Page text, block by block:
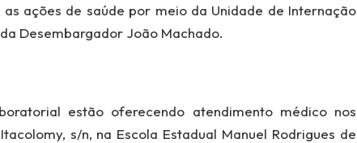
ações de saúde por meio da Unidade de Internação
Desembargador João Machado.
estão oferecendo atendimento médico nos
s/n, na Escola Estadual Manuel Rodrigues de